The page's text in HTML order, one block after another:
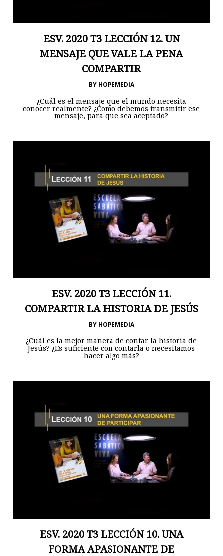
ESV. 2020 T3 LECCIÓN 12. UN
MENSAJE QUE VALE LA PENA
COMPARTIR
BY HOPEMEDIA
¿Cuál es el mensaje que el mundo necesita
conocer realmente? ¿Como debemos transmitir ese
mensaje, para que sea aceptado?
ESV. 2020 T3 LECCIÓN 11.
COMPARTIR LA HISTORIA DE JESÚS
BY HOPEMEDIA
¿Cuál es la mejor manera de contar la historia de
Jesús? ¿Es suficiente con contarla o necesitamos
hacer algo más?
ESV. 2020 T3 LECCIÓN 10. UNA
FORMA APASIONANTE DE